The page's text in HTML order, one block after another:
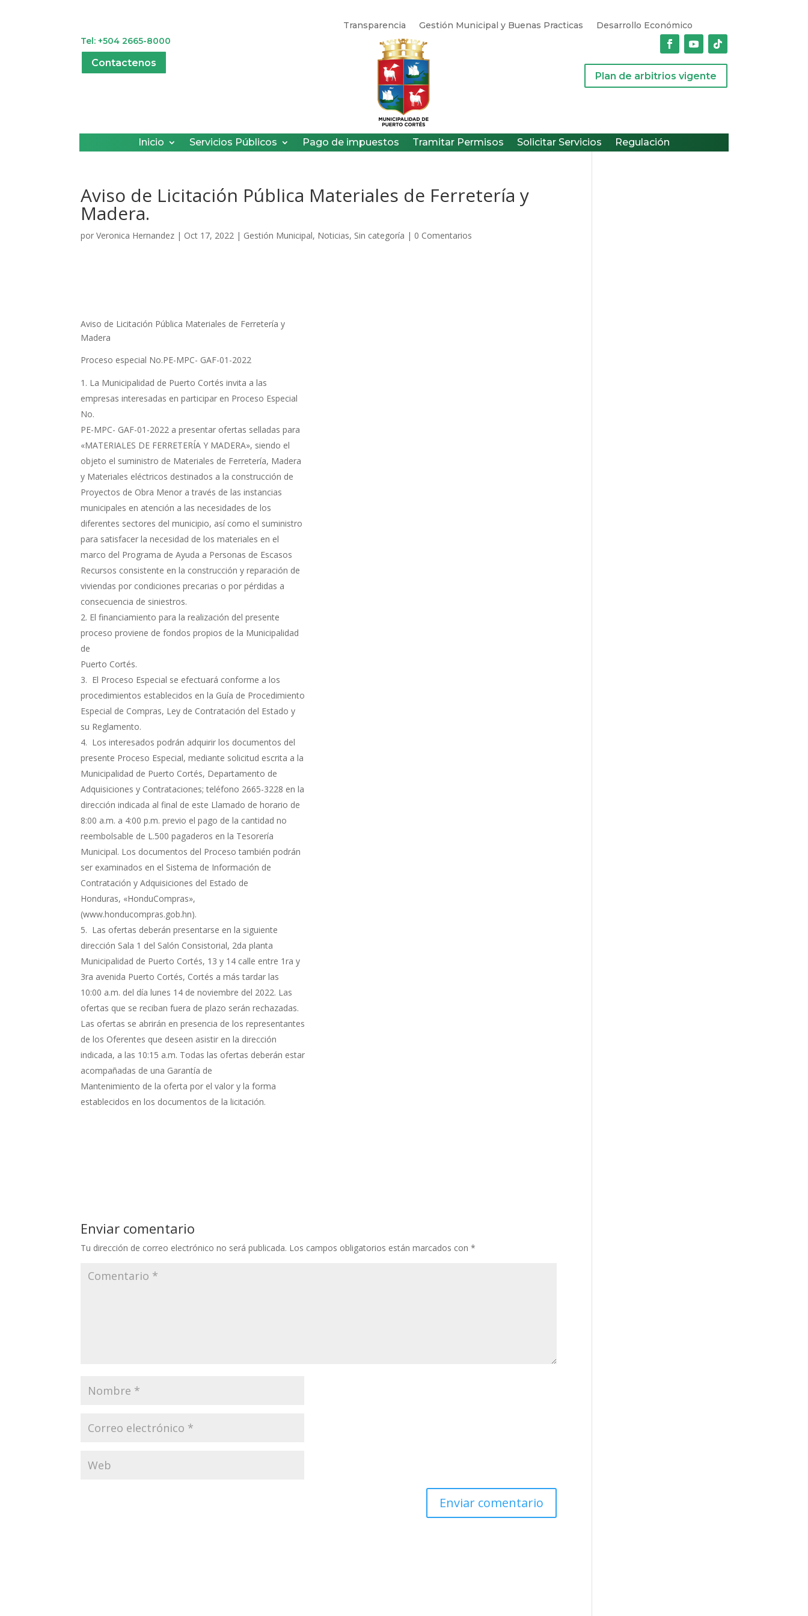
Transparencia Gestión Municipal y Buenas Practicas
Desarrollo Económico
Tel: +504 2665-8000
Contactenos
Plan de arbitrios vigente
Inicio Servicios Públicos Pago de impuestos Tramitar Permisos Solicitar Servicios Regulación
Aviso de Licitación Pública Materiales de Ferretería y
Madera.
porVeronica Hernandez | Oct 17, 2022 | Gestión Municipal, Noticias, Sin categoría | 0 Comentarios
Aviso de Licitación Pública Materiales de Ferretería y
Madera
Proceso especial No.PE-MPC- GAF-01-2022
La Municipalidad de Puerto Cortés invita a las
empresas interesadas en participar en Proceso Especial
No.
PE-MPC- GAF-01-2022 a presentar ofertas selladas para
«MATERIALES DE FERRETERÍA Y MADERA», siendo el
objeto el suministro de Materiales de Ferretería, Madera
y Materiales eléctricos destinados a la construcción de
Proyectos de Obra Menor a través de las instancias
municipales en atención a las necesidades de los
diferentes sectores del municipio, así como el suministro
para satisfacer la necesidad de los materiales en el
marco del Programa de Ayuda a Personas de Escasos
Recursos consistente en la construcción y reparación de
viviendas por condiciones precarias o por pérdidas a
consecuencia de siniestros.
El financiamiento para la realización del presente
proceso proviene de fondos propios de la Municipalidad
de
Puerto Cortés.
El Proceso Especial se efectuará conforme a los
procedimientos establecidos en la Guía de Procedimiento
Especial de Compras, Ley de Contratación del Estado y
su Reglamento.
Los interesados podrán adquirir los documentos del
presente Proceso Especial, mediante solicitud escrita a la
Municipalidad de Puerto Cortés, Departamento de
Adquisiciones y Contrataciones; teléfono 2665-3228 en la
dirección indicada al final de este Llamado de horario de
8:00 a.m. a 4:00 p.m. previo el pago de la cantidad no
reembolsable de L.500 pagaderos en la Tesorería
Municipal. Los documentos del Proceso también podrán
ser examinados en el Sistema de Información de
Contratación y Adquisiciones del Estado de
Honduras, «HonduCompras»,
(www.honducompras.gob.hn).
Las ofertas deberán presentarse en la siguiente
dirección Sala 1 del Salón Consistorial, 2da planta
Municipalidad de Puerto Cortés, 13 y 14 calle entre 1ra y
3ra avenida Puerto Cortés, Cortés a más tardar las
10:00 a.m. del día lunes 14 de noviembre del 2022. Las
ofertas que se reciban fuera de plazo serán rechazadas.
Las ofertas se abrirán en presencia de los representantes
de los Oferentes que deseen asistir en la dirección
indicada, a las 10:15 a.m. Todas las ofertas deberán estar
acompañadas de una Garantía de
Mantenimiento de la oferta por el valor y la forma
establecidos en los documentos de la licitación.
Enviar comentario
Tu dirección de correo electrónico no será publicada. Los campos obligatorios están marcados con*